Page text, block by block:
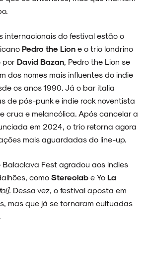
internacionais do festival estão o
Pedro the Lion e o trio londrino
por David Bazan, Pedro the Lion se
dos nomes mais influentes do indie
os anos 1990. Já o bar italia
de pós-punk e indie rock noventista
crua e melancólica. Após cancelar a
em 2024, o trio retorna agora
mais aguardadas do line-up.
Balaclava Fest agradou aos indies
como Stereolab e Yo La
Dessa vez, o festival aposta em
mas que já se tornaram cultuadas